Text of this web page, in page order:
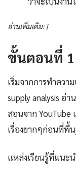
อ่านเพิ่มเติม: |
ขั้นตอนที่
เริ่มจากการทำควา
supply analysis อ่
สอนจาก
เรื่องยากๆก่อนที่พื้
แหล่งเรียนรู้ที่แนะน